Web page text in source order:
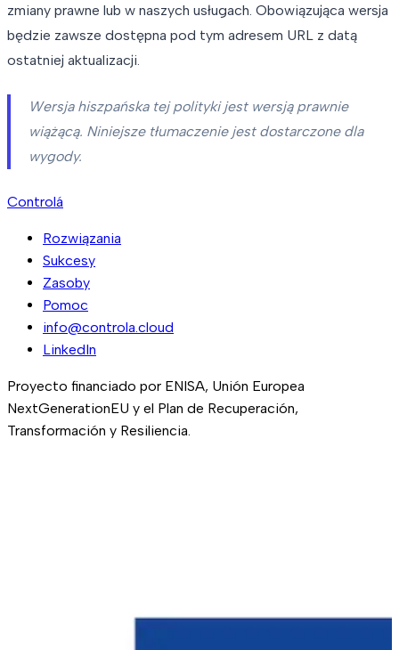
zmiany prawne lub w naszych usługach. Obowiązująca wersja
będzie zawsze dostępna pod tym adresem URL z datą
ostatniej aktualizacji.
Wersja hiszpańska tej polityki jest wersją prawnie
wiążącą. Niniejsze tłumaczenie jest dostarczone dla
wygody.
Controlá
Rozwiązania
Sukcesy
Zasoby
Pomoc
info@controla.cloud
LinkedIn
Proyecto financiado por ENISA, Unión Europea
NextGenerationEU y el Plan de Recuperación,
Transformación y Resiliencia.